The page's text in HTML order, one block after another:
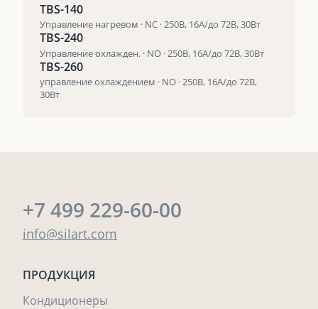
TBS-140
Управление нагревом · NC · 250В, 16А/до 72В, 30Вт
TBS-240
Управление охлажден. · NO · 250В, 16А/до 72В, 30Вт
TBS-260
управление охлаждением · NO · 250В, 16А/до 72В,
30Вт
+7 499 229-60-00
info@silart.com
ПРОДУКЦИЯ
Кондиционеры